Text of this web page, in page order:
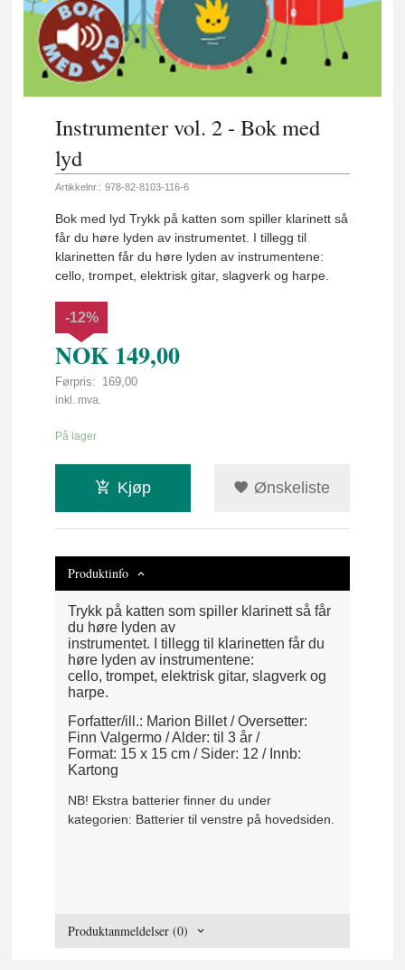
Instrumenter vol. 2 - Bok med
lyd
Artikkelnr.: 978-82-8103-116-6
Bok med lyd Trykk på katten som spiller klarinett så
får du høre lyden av instrumentet. I tillegg til
klarinetten får du høre lyden av instrumentene:
cello, trompet, elektrisk gitar, slagverk og harpe.
NOK 149,00
Førpris: 169,00
Rabatt
-12%
inkl. mva.
På lager
Kjøp Ønskeliste
Produktinfo
Trykk på katten som spiller klarinett så får
du høre lyden av
instrumentet. I tillegg til klarinetten får du
høre lyden av instrumentene:
cello, trompet, elektrisk gitar, slagverk og
harpe.
Forfatter/ill.: Marion Billet / Oversetter:
Finn Valgermo / Alder: til 3 år /
Format: 15 x 15 cm / Sider: 12 / Innb:
Kartong
NB! Ekstra batterier finner du under
kategorien: Batterier til venstre på hovedsiden.
Produktanmeldelser (0)